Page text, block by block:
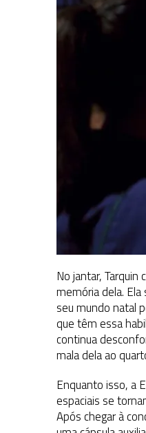
No jantar,
memória dela.
seu mundo natal
que têm essa
continua
mala dela ao
Enquanto isso, a
espaciais se
Após chegar à